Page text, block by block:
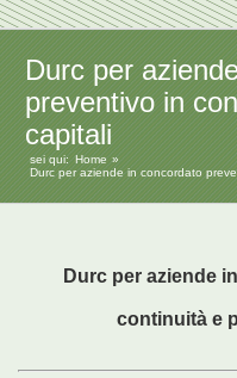
Durc per
preventivo in
capitali
sei qui:
Home
Durc per aziende in concordato
Durc per aziende
continuità e